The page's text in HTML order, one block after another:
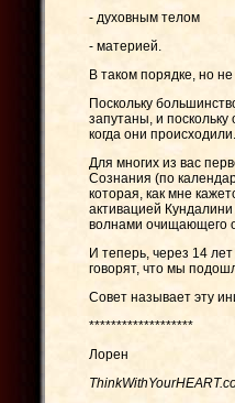
- духовным телом
- материей.
В таком порядке, но
Поскольку
запутаны, и
когда они
Для многих из вас
Сознания (по
которая, как мне
активацией
волнами очищающего
И теперь, через 14
говорят, что мы
Совет называет эту
*******************
Лорен